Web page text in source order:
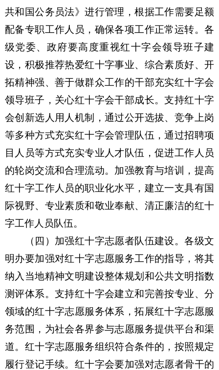
共和国公务员法》进行管理，根据工作需要足额
配备专职工作人员，确保各项工作正常运转。各
级党委、政府要高度重视红十字会领导班子建
设，积极推荐热爱红十字事业、综合素质好、开
拓精神强、善于做群众工作的干部充实红十字会
领导班子，关心红十字会干部成长。支持红十字
会创新选人用人机制，通过公开选拔、竞争上岗
等多种方式充实红十字会管理队伍，通过招聘项
目人员等方式充实专业人才队伍，促进工作人员
的轮岗交流和合理流动。加强教育与培训，提高
红十字工作人员的职业化水平，建立一支具有国
际视野、专业素质和敬业奉献、清正廉洁的红十
字工作人员队伍。
（四）加强红十字志愿者队伍建设。各级文
明办要加强对红十字志愿服务工作的指导，将其
纳入当地精神文明建设整体规划和公共文明指数
测评体系。支持红十字会建立和完善按专业、分
领域的红十字志愿服务体系，拓展红十字志愿服
务范围，为社会各界参与志愿服务提供平台和渠
道。红十字志愿服务组织符合条件的，按照规定
履行登记手续。红十字会要加强对志愿者骨干的